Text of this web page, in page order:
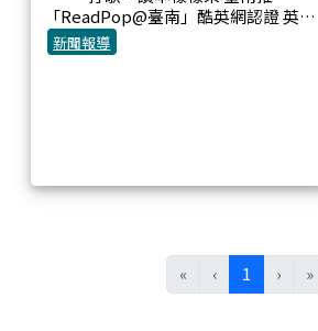
「ReadPop@臺南」酷英網認證 英語
學習更有感-市府新聞
新聞報導
« ‹ 1 (目前頁次)
› »